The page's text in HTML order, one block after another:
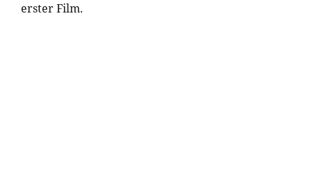
erster Film.